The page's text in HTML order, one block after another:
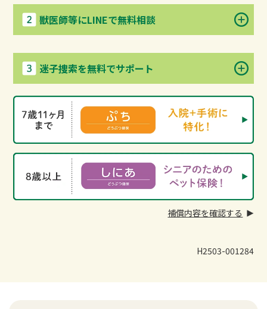
獣医師等にLINEで無料相談
迷子捜索を無料でサポート
補償内容を確認する
H2503-001284